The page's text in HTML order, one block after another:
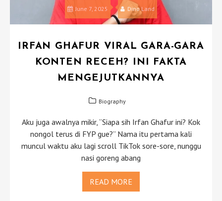
June 7, 2025 Dino Land
IRFAN GHAFUR VIRAL GARA-GARA
KONTEN RECEH? INI FAKTA
MENGEJUTKANNYA
Biography
Aku juga awalnya mikir, “Siapa sih Irfan Ghafur ini? Kok
nongol terus di FYP gue?” Nama itu pertama kali
muncul waktu aku lagi scroll TikTok sore-sore, nunggu
nasi goreng abang
READ MORE